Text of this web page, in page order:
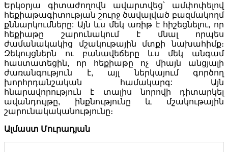
Երկօրյա գիտաժողովն ավարտվեց՝ ամփոփելով
հեքիաթագիտության շուրջ ծավալված բազմակողմ
քննարկումները: Այն ևս մեկ առիթ է հիշեցնելու, որ
հեքիաթը շարունակում է մնալ որպես
ժամանակակից մշակութային մտքի նախահիմք։
Զեկույցներն ու բանավեճերը ևս մեկ անգամ
հաստատեցին, որ հեքիաթը ոչ միայն անցյալի
ժառանգություն է, այլ ներկայում գործող
խորհրդանշական համակարգ: Այն
հնարավորություն է տալիս նորովի դիտարկել
ավանդույթը, ինքնությունը և մշակութային
շարունակականությունը։
Ալմաստ Մուրադյան